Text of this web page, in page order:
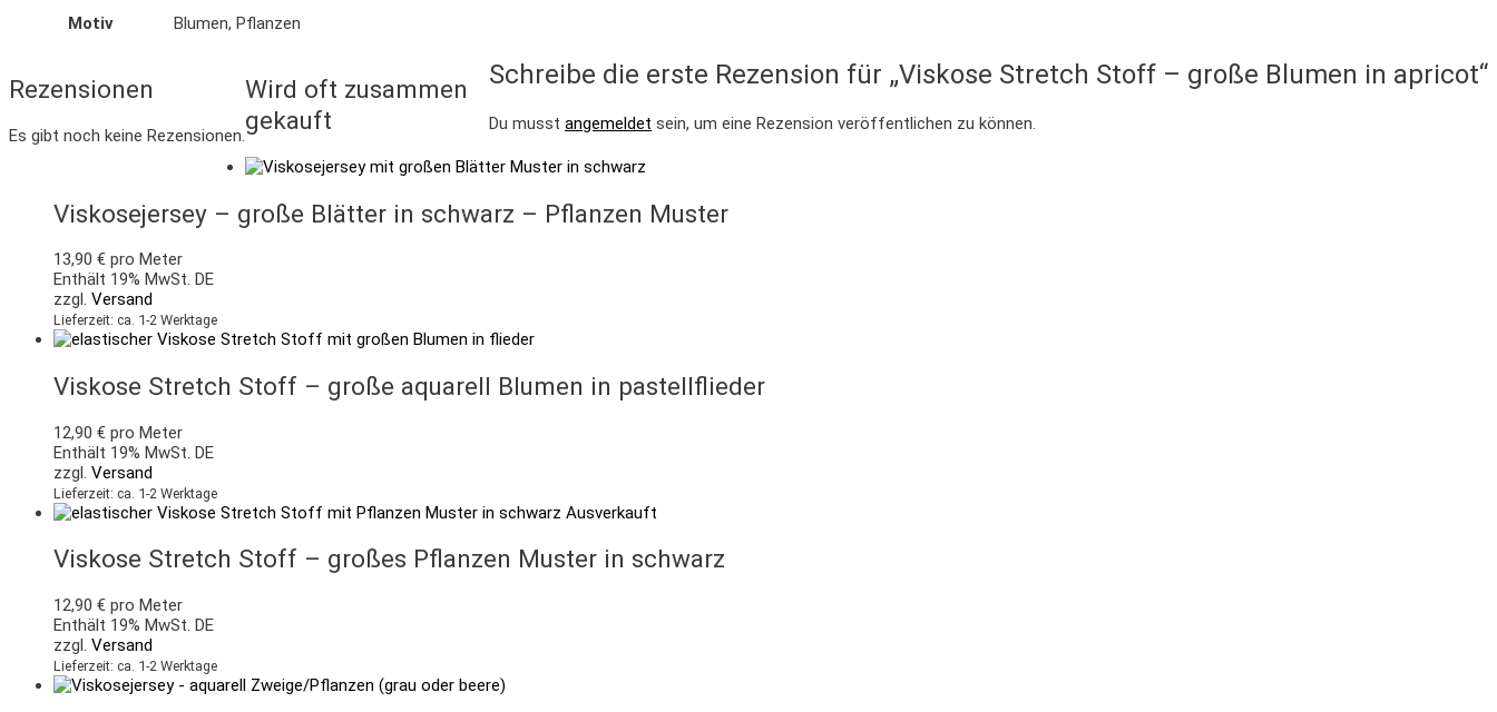
Motiv Blumen, Pflanzen
Rezensionen
Es gibt noch keine Rezensionen.
Schreibe die erste Rezension für „Viskose Stretch Stoff – große Blumen in apricot“
Du musst angemeldet sein, um eine Rezension veröffentlichen zu können.
Wird oft zusammen
gekauft
Viskosejersey – große Blätter in schwarz – Pflanzen Muster
13,90 € pro Meter
Enthält 19% MwSt. DE
zzgl. Versand
Lieferzeit: ca. 1-2 Werktage
Viskose Stretch Stoff – große aquarell Blumen in pastellflieder
12,90 € pro Meter
Enthält 19% MwSt. DE
zzgl. Versand
Lieferzeit: ca. 1-2 Werktage
Ausverkauft
Viskose Stretch Stoff – großes Pflanzen Muster in schwarz
12,90 € pro Meter
Enthält 19% MwSt. DE
zzgl. Versand
Lieferzeit: ca. 1-2 Werktage